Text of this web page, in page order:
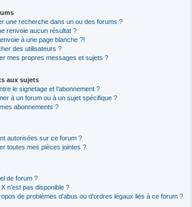
une recherche dans un ou des forums ?
renvoie aucun résultat ?
à une page blanche ?!
des utilisateurs ?
mes propres messages et sujets ?
aux sujets
le signetage et l’abonnement ?
à un forum ou à un sujet spécifique ?
abonnements ?
autorisées sur ce forum ?
toutes mes pièces jointes ?
de forum ?
n’est pas disponible ?
de problèmes d’abus ou d’ordres légaux liés à ce forum ?